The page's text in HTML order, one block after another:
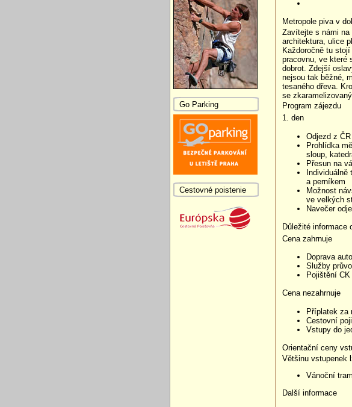
Metropole piva v
Zavítejte s námi
architektura, ulice
Každoročně tu
pracovnu, ve které
dobrot. Zdejší
nejsou tak běžné,
tesaného dřeva.
se
Program zájezdu
1. den
Odjezd z
Prohlídka
sloup,
Přesun na
Individuálně
a perníkem
Možnost
ve velkých
Navečer
Důležité informace
Cena zahrnuje
Doprava
Služby
Pojištění
Cena nezahrnuje
Příplatek
Cestovní
Vstupy do
Orientační ceny
Většinu vstupenek
Vánoční
Další informace
Go Parking
Cestovné poistenie